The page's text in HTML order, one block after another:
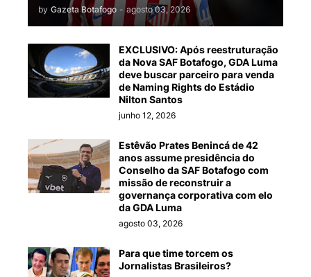
by Gazeta Botafogo - agosto 03, 2026
EXCLUSIVO: Após reestruturação
da Nova SAF Botafogo, GDA Luma
deve buscar parceiro para venda
de Naming Rights do Estádio
Nilton Santos
junho 12, 2026
Estêvão Prates Benincá de 42
anos assume presidência do
Conselho da SAF Botafogo com
missão de reconstruir a
governança corporativa com elo
da GDA Luma
agosto 03, 2026
Para que time torcem os
Jornalistas Brasileiros?